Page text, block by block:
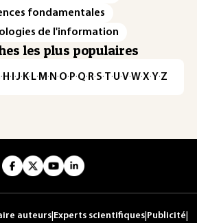
fondamentales
de l'information
les plus populaires
· H · ·J· K· L· M · N ·O· P·Q· R·S·T·U·V·W·X·Y·Z
auteurs Experts scientifiques Publicité